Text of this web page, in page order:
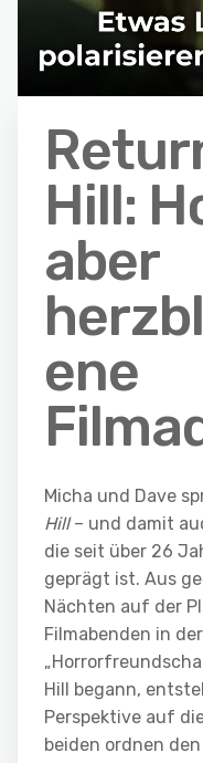
Hill:
aber
ene
Micha und Dave
Hill– und damit
die seit über 26
geprägt ist. Aus
Nächten auf der
Filmabenden in
Hill begann,
Perspektive auf
beiden ordnen